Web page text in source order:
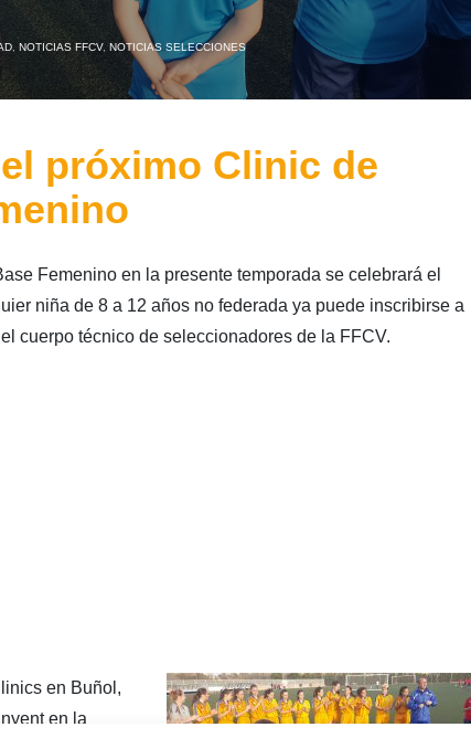
, NOTICIAS FFCV, NOTICIAS SELECCIONES
próximo Clinic de
Femenino en la presente temporada se celebrará el
niña de 8 a 12 años no federada ya puede inscribirse a
cuerpo técnico de seleccionadores de la FFCV.
en Buñol,
en la